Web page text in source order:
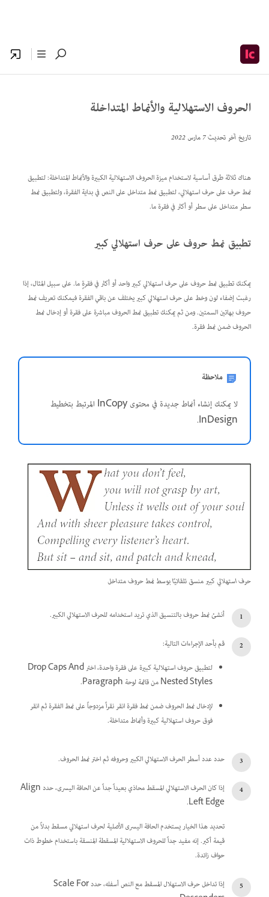
الحروف الاستهلالية والأنماط المتداخلة
تاريخ آخر تحديث7 مارس 2022
هناك ثلاثة طرق أساسية لاستخدام ميزة الحروف الاستهلالية الكبيرة والأنماط المتداخلة: لتطبيق
نمط حرف على حرف استهلالي، لتطبيق نمط متداخل على النص في بداية الفقرة، ولتطبيق نمط
سطر متداخل على سطر أو أكثر في فقرة ما.
تطبيق نمط حروف على حرف استهلالي كبير
يمكنك تطبيق نمط حروف على حرف استهلالي كبير واحد أو أكثر في فقرةٍ ما. على سبيل المثال، إذا
رغبت إضفاء لون وخط على حرف استهلالي كبير يختلف عن باقي الفقرة فيمكنك تعريف نمط
حروف بهاتين السمتين. ومن ثم يمكنك تطبيق نمط الحروف مباشرة على فقرة أو إدخال نمط
الحروف ضمن نمط فقرة.
ملاحظة
لا يمكنك إنشاء أنماط جديدة في محتوى InCopy المرتبط بتخطيط
InDesign.
حرف استهلالي كبير منسق تلقائيًا بوسط نمط حروف متداخل
أنشئ نمط حروف بالتنسيق الذي تريد استخدامه للحرف الاستهلالي الكبير.
قم بأحد الإجراءات التالية:
لتطبيق حروف استهلالية كبيرة على فقرة واحدة، اختر Drop Caps And
Nested Styles من قائمة لوحة Paragraph.
لإدخال نمط الحروف ضمن نمط فقرة انقر نقراً مزدوجاً على نمط الفقرة ثم انقر
فوق حروف استهلالية كبيرة وأنماط متداخلة.
حدد عدد أسطر الحرف الاستهلالي الكبير وحروفه ثم اختر نمط الحروف.
إذا كان الحرف الاستهلالي المسقط محاذي بعيداً جداً عن الحافة اليسرى، حدد Align
Left Edge.
تحديد هذا الخيار يستخدم الحافة اليسرى الأصلية لحرف استهلالي مسقط بدلاً من
قيمة أكبر. إنه مفيد جداً للحروف الاستهلالية المسقطة المنسقة باستخدام خطوط ذات
حواف زائدة.
إذا تداخل حرف الاستهلال المسقط مع النص أسفله، حدد Scale For